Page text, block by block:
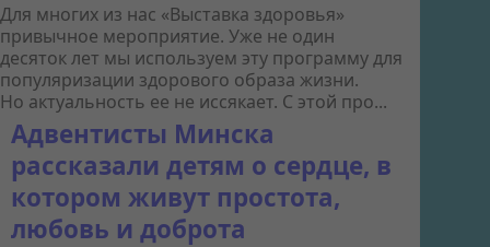
Для многих из нас «Выставка здоровья»
привычное мероприятие. Уже не один
десяток лет мы используем эту программу для
популяризации здорового образа жизни.
Но актуальность ее не иссякает. С этой про...
Адвентисты Минска
рассказали детям о сердце, в
котором живут простота,
любовь и доброта